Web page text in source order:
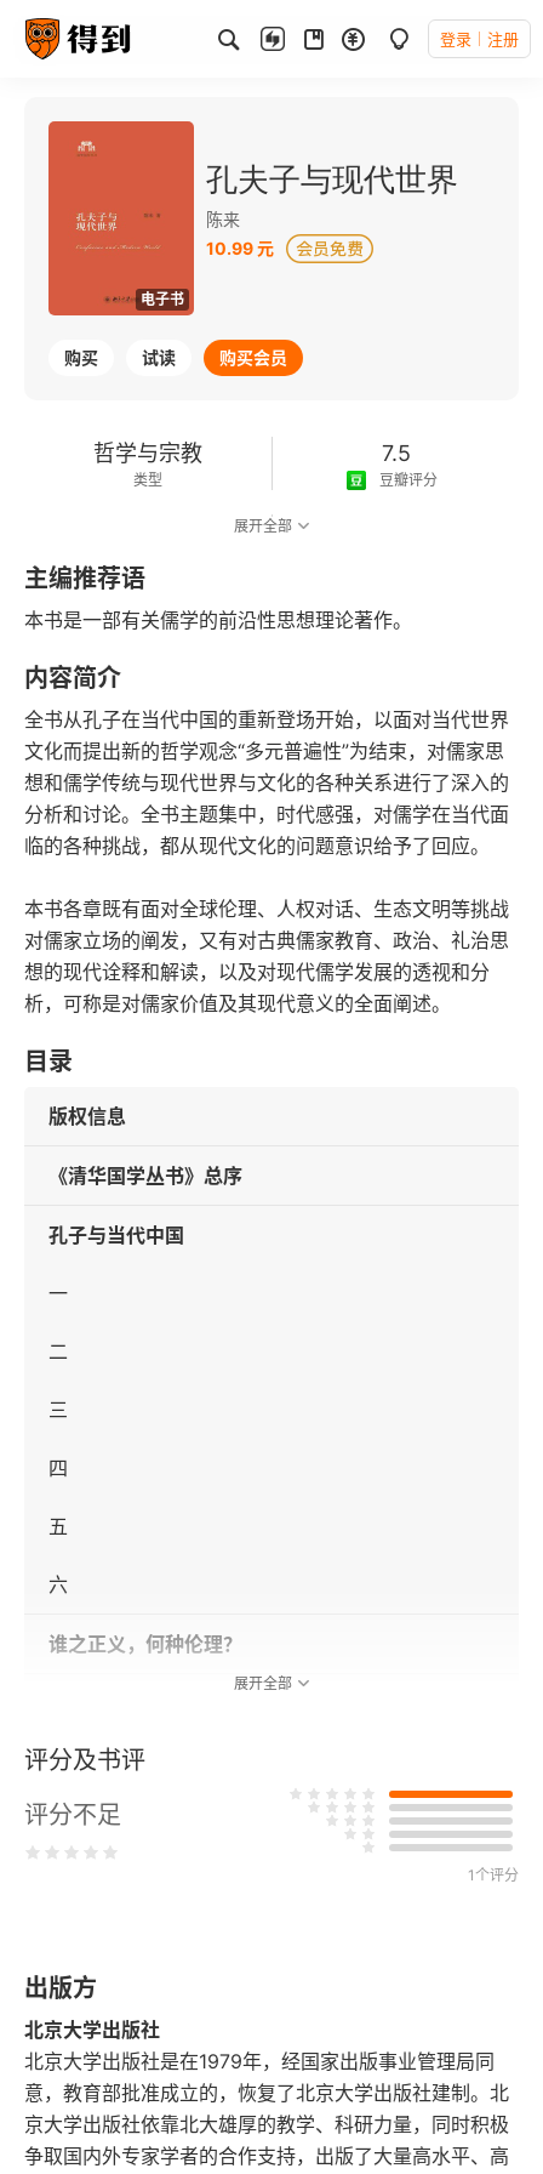
登录 注册
电子书
孔夫子与现代世界
陈来
10.99 元
购买 试读 购买会员
哲学与宗教
类型
7.5
豆瓣评分
2011-03-01
发行日期
展开全部
主编推荐语
本书是一部有关儒学的前沿性思想理论著作。
内容简介
全书从孔子在当代中国的重新登场开始，以面对当代世界
文化而提出新的哲学观念“多元普遍性”为结束，对儒家思
想和儒学传统与现代世界与文化的各种关系进行了深入的
分析和讨论。全书主题集中，时代感强，对儒学在当代面
临的各种挑战，都从现代文化的问题意识给予了回应。
本书各章既有面对全球伦理、人权对话、生态文明等挑战
对儒家立场的阐发，又有对古典儒家教育、政治、礼治思
想的现代诠释和解读，以及对现代儒学发展的透视和分
析，可称是对儒家价值及其现代意义的全面阐述。
目录
版权信息
《清华国学丛书》总序
孔子与当代中国
一
二
三
四
五
六
谁之正义，何种伦理？
一
二
五
六
七
八
展开全部
评分及书评
评分不足
1个评分
出版方
北京大学出版社
北京大学出版社是在1979年，经国家出版事业管理局同
意，教育部批准成立的，恢复了北京大学出版社建制。北
京大学出版社依靠北大雄厚的教学、科研力量，同时积极
争取国内外专家学者的合作支持，出版了大量高水平、高